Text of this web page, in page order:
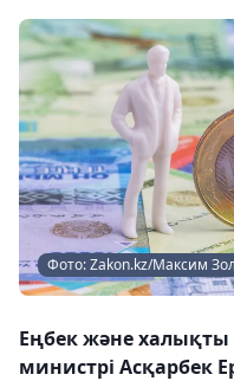
Фото: Zakon.kz/Максим
Еңбек және халықты
министрі Асқарбек